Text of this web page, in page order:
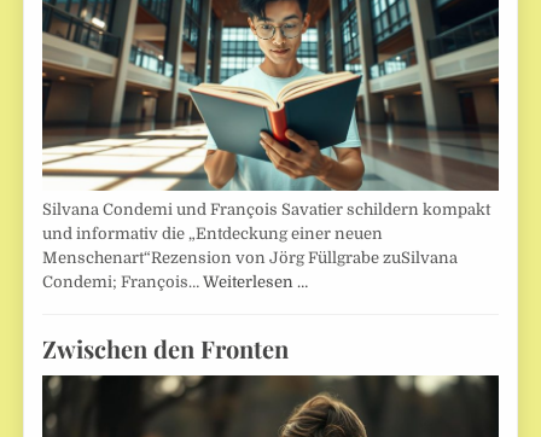
Silvana Condemi und François Savatier schildern kompakt
und informativ die „Entdeckung einer neuen
Menschenart“Rezension von Jörg Füllgrabe zuSilvana
Condemi; François…Weiterlesen …
Zwischen den Fronten